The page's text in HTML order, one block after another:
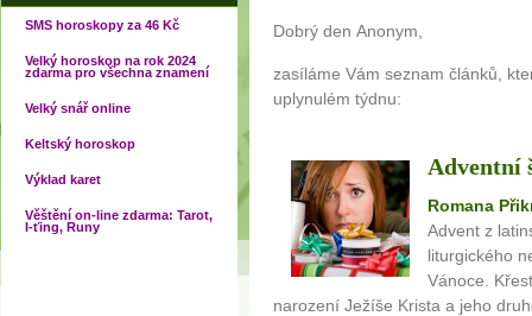
SMS horoskopy za 46 Kč
Velký horoskop na rok 2024
zdarma pro všechna znamení
Velký snář online
Keltský horoskop
Výklad karet
Věštění on-line zdarma: Tarot,
I-ťing, Runy
Dobrý den Anonym,
zasíláme Vám seznam článků,
uplynulém týdnu:
Adventní
Romana
Advent z
liturgického
Vánoce.
narození Ježíše Krista a jeho